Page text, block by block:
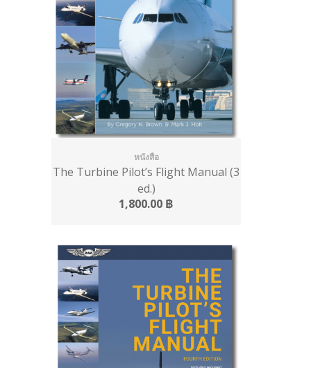
หนังสือ
The Turbine Pilot’s Flight Manual (3
ed.)
1,800.00 ฿